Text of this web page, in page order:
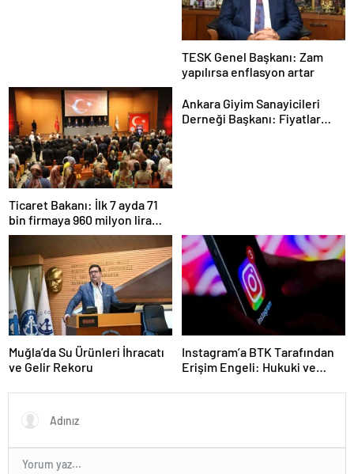
TESK Genel Başkanı: Zam
yapılırsa enflasyon artar
Ticaret Bakanı: İlk 7 ayda 71
bin firmaya 960 milyon lira
ceza uygulandı
Ankara Giyim Sanayicileri
Derneği Başkanı: Fiyatlar
Muğla’da Su Ürünleri İhracatı
ve Gelir Rekoru
Instagram’a BTK Tarafından
Erişim Engeli: Hukuki ve